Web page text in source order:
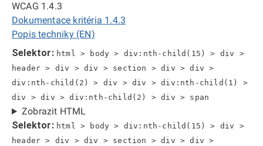
WCAG 1.4.3
Dokumentace kritéria 1.4.3
Popis techniky (EN)
Selektor: html > body > div:nth-child(15) > div >
header > div > div > section > div > div >
div:nth-child(2) > div > div > div:nth-child(1) >
div > div > div:nth-child(2) > div > span
Zobrazit HTML
Selektor: html > body > div:nth-child(15) > div >
header > div > div > section > div > div >